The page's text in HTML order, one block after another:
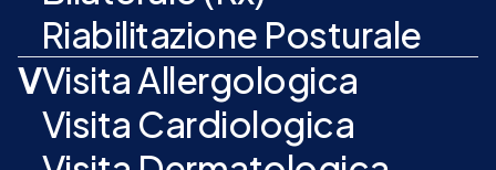
Riabilitazione Posturale
VVisita Allergologica
Visita Cardiologica